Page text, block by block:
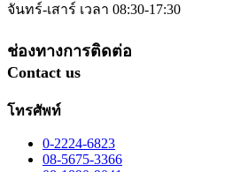
จันทร์-เสาร์ เวลา 08:30-17:30
ช่องทางการติดต่อ
Contact us
โทรศัพท์
0-2224-6823
08-5675-3366